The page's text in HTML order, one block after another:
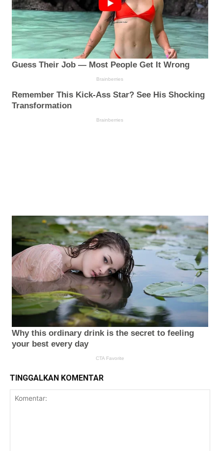
TINGGALKAN KOMENTAR